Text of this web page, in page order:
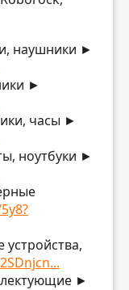
наушники ►
►
часы ►
ноутбуки ►
►